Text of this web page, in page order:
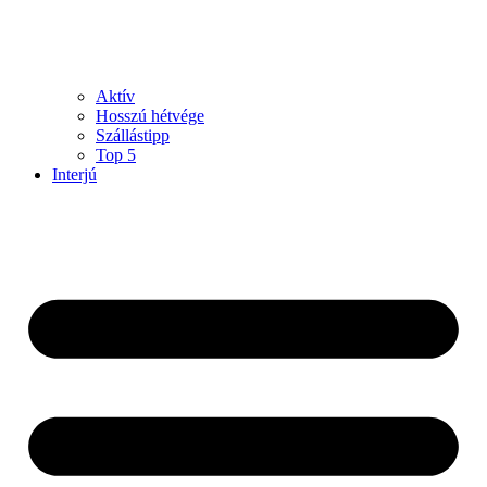
Aktív
Hosszú hétvége
Szállástipp
Top 5
Interjú